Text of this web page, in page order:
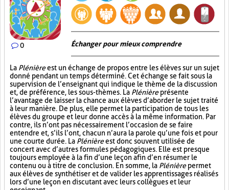
0 Échanger pour mieux comprendre
La Plénièreest un échange de propos entre les élèves sur un sujet
donné pendant un temps déterminé. Cet échange se fait sous la
supervision de l’enseignant qui indique le thème de la discussion
et, de préférence, les sous-thèmes. La Plénièreprésente
l’avantage de laisser la chance aux élèves d’aborder le sujet traité
à leur manière. De plus, elle permet la participation de tous les
élèves du groupe et leur donne accès à la même information. Par
contre, ils n’ont pas nécessairement l’occasion de se faire
entendre et, s’ils l’ont, chacun n’aura la parole qu’une fois et pour
une courte durée. La Plénièreest donc souvent utilisée de
concert avec d’autres formules pédagogiques. Elle est presque
toujours employée à la fin d’une leçon afin d’en résumer le
contenu ou à titre de conclusion. En somme, la Plénièrepermet
aux élèves de synthétiser et de valider les apprentissages réalisés
lors d’une leçon en discutant avec leurs collègues et leur